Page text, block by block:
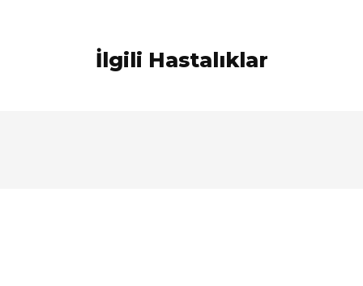
İlgili Hastalıklar